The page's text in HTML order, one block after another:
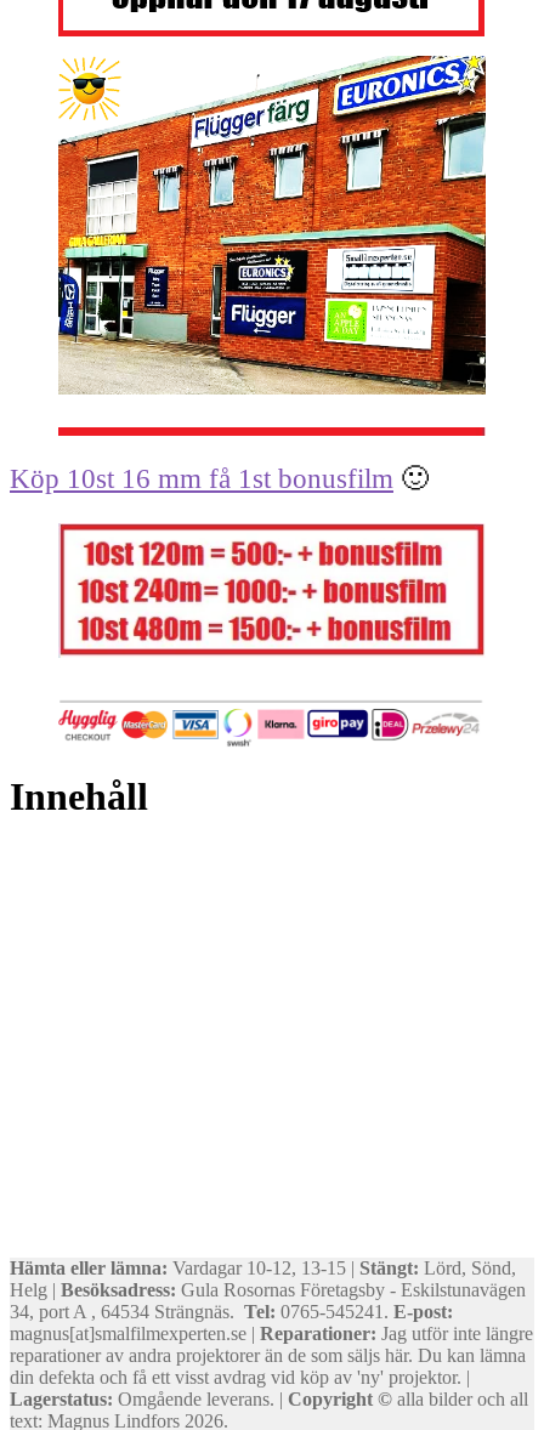
Köp 10st 16 mm få 1st bonusfilm 🙂
Innehåll
Hämta eller lämna: Vardagar 10-12, 13-15 | Stängt: Lörd, Sönd,
Helg | Besöksadress: Gula Rosornas Företagsby - Eskilstunavägen
34, port A , 64534 Strängnäs. Tel: 0765-545241. E-post:
magnus[at]smalfilmexperten.se | Reparationer: Jag utför inte längre
reparationer av andra projektorer än de som säljs här. Du kan lämna
din defekta och få ett visst avdrag vid köp av 'ny' projektor. |
Lagerstatus: Omgående leverans. | Copyright © alla bilder och all
text: Magnus Lindfors 2026.